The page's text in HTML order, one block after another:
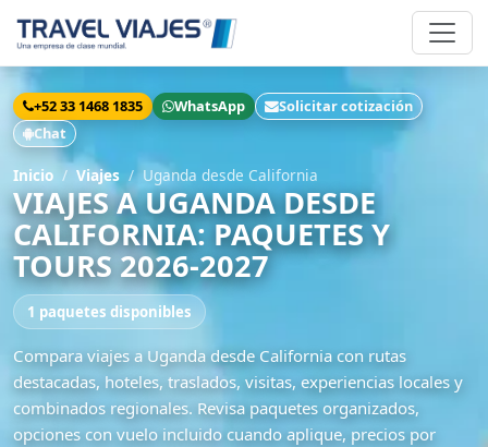
+52 33 1468 1835 WhatsApp
Solicitar cotización
Chat
Inicio Viajes Uganda desde California
VIAJES A UGANDA DESDE
CALIFORNIA: PAQUETES Y
TOURS 2026-2027
1 paquetes disponibles
Compara viajes a Uganda desde California con rutas
destacadas, hoteles, traslados, visitas, experiencias locales y
combinados regionales. Revisa paquetes organizados,
opciones con vuelo incluido cuando aplique, precios por